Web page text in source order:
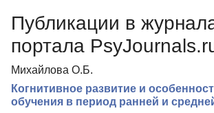
Публикации в
портала
Михайлова О.Б.
Когнитивное развитие и
обучения в период ранней и